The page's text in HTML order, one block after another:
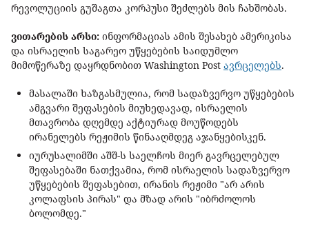
რევოლუციის გუშაგთა კორპუსი შეძლებს მის ჩახშობას.
ვითარების არსი: ინფორმაციას ამის შესახებ ამერიკისა
და ისრაელის საგარეო უწყებების საიდუმლო
მიმოწერაზე დაყრდნობით Washington Post ავრცელებს.
მასალაში ხაზგასმულია, რომ სადაზვერვო უწყებების
ამგვარი შეფასების მიუხედავად, ისრაელის
მთავრობა დღემდე აქტიურად მოუწოდებს
ირანელებს რეჟიმის წინააღმდეგ აჯანყებისკენ.
იურუსალიმში აშშ-ს საელჩოს მიერ გავრცელებულ
შეფასებაში ნათქვამია, რომ ისრაელის სადაზვერვო
უწყებების შეფასებით, ირანის რეჟიმი "არ არის
კოლაფსის პირას" და მზად არის "იბრძოლოს
ბოლომდე."